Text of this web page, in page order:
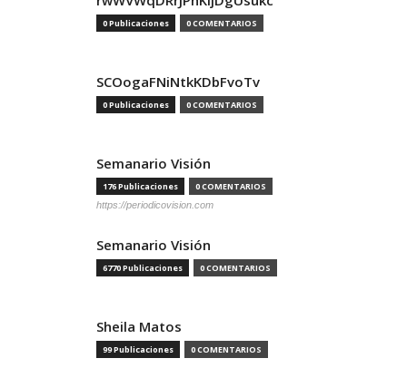
0 Publicaciones 0 COMENTARIOS
SCOogaFNiNtkKDbFvoTv
0 Publicaciones 0 COMENTARIOS
Semanario Visión
176 Publicaciones 0 COMENTARIOS
https://periodicovision.com
Semanario Visión
6770 Publicaciones 0 COMENTARIOS
Sheila Matos
99 Publicaciones 0 COMENTARIOS